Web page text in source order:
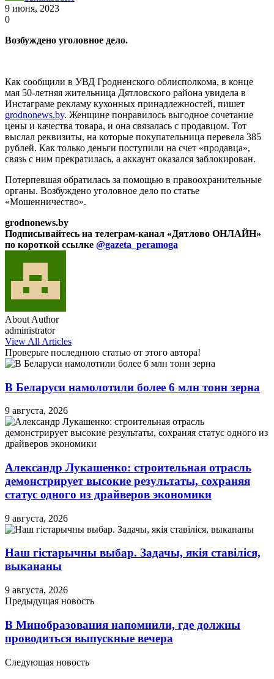
9 июня, 2023
0
Возбуждено уголовное дело.
Как сообщили в УВД Гродненского облисполкома, в конце
мая 50-летняя жительница Дятловского района увидела в
Инстаграме рекламу кухонных принадлежностей, пишет
grodnonews.by. Женщине понравилось выгодное сочетание
цены и качества товара, и она связалась с продавцом. Тот
выслал реквизиты, на которые покупательница перевела 385
рублей. Как только деньги поступили на счет «продавца»,
связь с ним прекратилась, а аккаунт оказался заблокирован.
Потерпевшая обратилась за помощью в правоохранительные
органы. Возбуждено уголовное дело по статье
«Мошенничество».
grodnonews.by
Подписывайтесь на телеграм-канал «Дятлово ОНЛАЙН»
по короткой ссылке @gazeta_peramoga
About Author
administrator
View All Articles
Проверьте последнюю статью от этого автора!
В Беларуси намолотили более 6 млн тонн зерна
9 августа, 2026
Александр Лукашенко: строительная отрасль
демонстрирует высокие результаты, сохраняя
статус одного из драйверов экономики
9 августа, 2026
Наш гістарычны выбар. Задачы, якія ставіліся,
выкананы
9 августа, 2026
Предыдущая новость
В Минобразования напомнили, где должны
проводиться выпускные вечера
Следующая новость